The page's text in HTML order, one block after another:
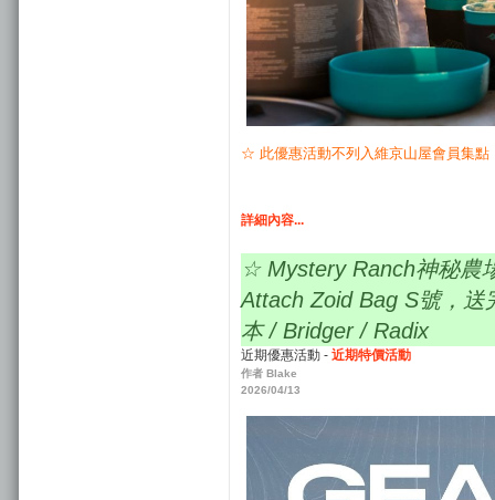
☆ 此優惠活動不列入維京山屋會員集點
詳細內容...
☆ Mystery Ranch神秘農
Attach Zoid Bag S號，送
本 / Bridger / Radix
近期優惠活動 - 近期特價活動
作者 Blake
2026/04/13